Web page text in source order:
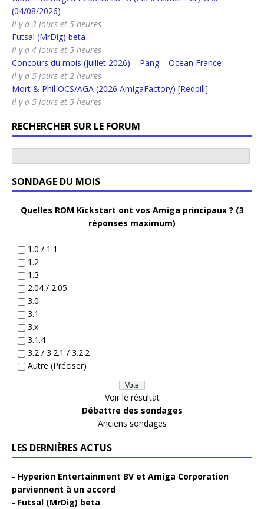
(04/08/2026)
il y a 3 jours et 5 heures
Futsal (MrDig) beta
il y a 4 jours et 5 heures
Concours du mois (juillet 2026) – Pang – Ocean France
il y a 5 jours et 2 heures
Mort & Phil OCS/AGA (2026 AmigaFactory) [Redpill]
il y a 5 jours et 5 heures
RECHERCHER SUR LE FORUM
SONDAGE DU MOIS
Quelles ROM Kickstart ont vos Amiga principaux ? (3
réponses maximum)
1.0 / 1.1
1.2
1.3
2.04 / 2.05
3.0
3.1
3.x
3.1.4
3.2 / 3.2.1 / 3.2.2
Autre (Préciser)
Voir le résultat
Débattre des sondages
Anciens sondages
LES DERNIÈRES ACTUS
Hyperion Entertainment BV et Amiga Corporation
parviennent à un accord
Futsal (MrDig) beta